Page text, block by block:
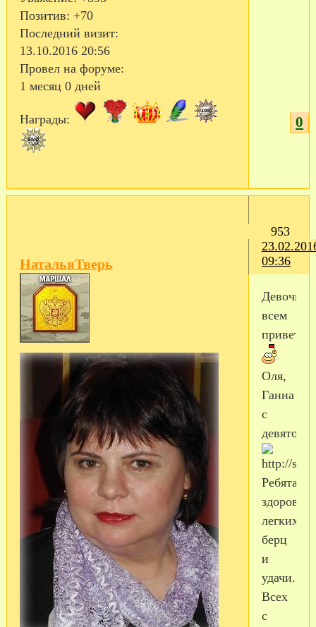
Позитив: +70
Последний визит:
13.10.2016 20:56
Провел на форуме:
1 месяц 0 дней
Награды: 0
953
09:36
НатальяТверь
Девочки
всем
привет!
Оля,
Ганна
с
Ребятам
здоровья,
легких
берц
и
удачи.
Всех
с